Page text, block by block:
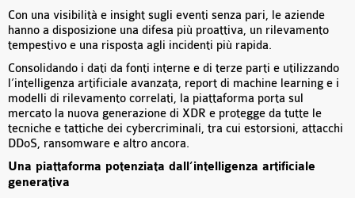
Con una visibilità e insight sugli eventi senza pari, le aziende
hanno a disposizione una difesa più proattiva, un rilevamento
tempestivo e una risposta agli incidenti più rapida.
Consolidando i dati da fonti interne e di terze parti e utilizzando
l’intelligenza artificiale avanzata, report di machine learning e i
modelli di rilevamento correlati, la piattaforma porta sul
mercato la nuova generazione di XDR e protegge da tutte le
tecniche e tattiche dei cybercriminali, tra cui estorsioni, attacchi
DDoS, ransomware e altro ancora.
Una piattaforma potenziata dall’intelligenza artificiale
generativa